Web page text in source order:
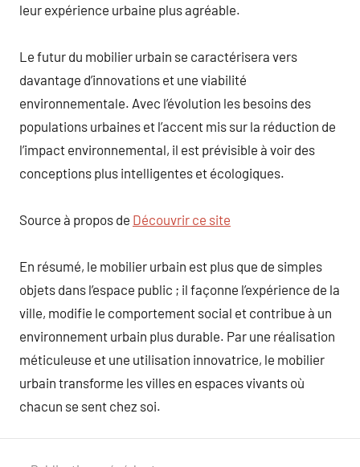
leur expérience urbaine plus agréable.
Le futur du mobilier urbain se caractérisera vers
davantage d’innovations et une viabilité
environnementale. Avec l’évolution les besoins des
populations urbaines et l’accent mis sur la réduction de
l’impact environnemental, il est prévisible à voir des
conceptions plus intelligentes et écologiques.
Source à propos de Découvrir ce site
En résumé, le mobilier urbain est plus que de simples
objets dans l’espace public ; il façonne l’expérience de la
ville, modifie le comportement social et contribue à un
environnement urbain plus durable. Par une réalisation
méticuleuse et une utilisation innovatrice, le mobilier
urbain transforme les villes en espaces vivants où
chacun se sent chez soi.